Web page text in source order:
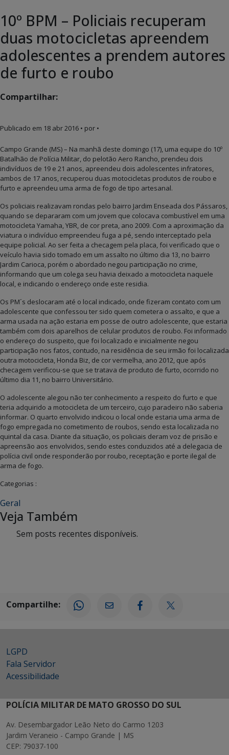
10º BPM – Policiais recuperam
duas motocicletas apreendem
adolescentes a prendem autores
de furto e roubo
Compartilhar:
Publicado em 18 abr 2016 • por •
Campo Grande (MS) – Na manhã deste domingo (17), uma equipe do 10º
Batalhão de Polícia Militar, do pelotão Aero Rancho, prendeu dois
indivíduos de 19 e 21 anos, apreendeu dois adolescentes infratores,
ambos de 17 anos, recuperou duas motocicletas produtos de roubo e
furto e apreendeu uma arma de fogo de tipo artesanal.
Os policiais realizavam rondas pelo bairro Jardim Enseada dos Pássaros,
quando se depararam com um jovem que colocava combustível em uma
motocicleta Yamaha, YBR, de cor preta, ano 2009. Com a aproximação da
viatura o indivíduo empreendeu fuga a pé, sendo interceptado pela
equipe policial. Ao ser feita a checagem pela placa, foi verificado que o
veículo havia sido tomado em um assalto no último dia 13, no bairro
Jardim Carioca, porém o abordado negou participação no crime,
informando que um colega seu havia deixado a motocicleta naquele
local, e indicando o endereço onde este residia.
Os PM´s deslocaram até o local indicado, onde fizeram contato com um
adolescente que confessou ter sido quem cometera o assalto, e que a
arma usada na ação estaria em posse de outro adolescente, que estaria
também com dois aparelhos de celular produtos de roubo. Foi informado
o endereço do suspeito, que foi localizado e inicialmente negou
participação nos fatos, contudo, na residência de seu irmão foi localizada
outra motocicleta, Honda Biz, de cor vermelha, ano 2012, que após
checagem verificou-se que se tratava de produto de furto, ocorrido no
último dia 11, no bairro Universitário.
O adolescente alegou não ter conhecimento a respeito do furto e que
teria adquirido a motocicleta de um terceiro, cujo paradeiro não saberia
informar. O quarto envolvido indicou o local onde estaria uma arma de
fogo empregada no cometimento de roubos, sendo esta localizada no
quintal da casa. Diante da situação, os policiais deram voz de prisão e
apreensão aos envolvidos, sendo estes conduzidos até a delegacia de
polícia civil onde responderão por roubo, receptação e porte ilegal de
arma de fogo.
Categorias :
Geral
Veja Também
Sem posts recentes disponíveis.
Compartilhe:
LGPD
Fala Servidor
Acessibilidade
POLÍCIA MILITAR DE MATO GROSSO DO SUL
Av. Desembargador Leão Neto do Carmo 1203
Jardim Veraneio - Campo Grande | MS
CEP: 79037-100